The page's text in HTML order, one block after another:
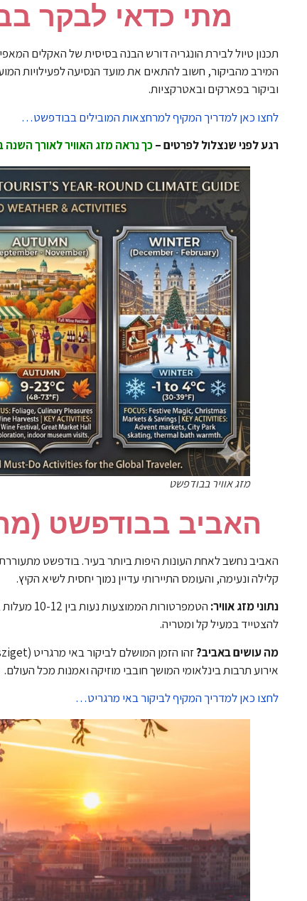
מתי כדאי לבקר
תכנון טיול לבירת הונגריה דורש הבנה בסיסית של האקלים
המירב מהביקור, חשוב להתאים את מועד הנסיעה לפעילויות
וביקור בפארקים ובאטרקציות.
לחצו כאן למדריך המקיף למרחצאות המובילים בבודפשט…
רגע לפני שנצלול לפרטים –כך נראה מזג האוויר לאורך
מזג אוויר בבודפשט
האביב בבודפשט
האביב נחשב לאחת העונות היפות ביותר בעיר. בודפשט
קלילה ונעימה, והעומס התיירותי עדיין נמוך יחסית לשיא הקיץ.
נתוני מזג אוויר:
להצטייד במעיל קל ומטריה.
מה עושים באביב?
אירוע תרבות בינלאומי המושך חובבי מוזיקה ואמנות מכל העולם.
לחצו כאן למדריך המקיף לביקור באי מרגריט…